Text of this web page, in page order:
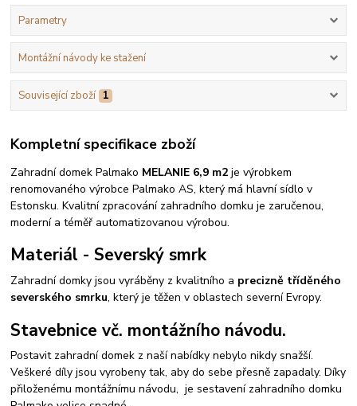
Parametry
Montážní návody ke stažení
Související zboží 1
Kompletní specifikace zboží
Zahradní domek Palmako MELANIE 6,9 m2je výrobkem
renomovaného výrobce Palmako AS, který má hlavní sídlo v
Estonsku. Kvalitní zpracování zahradního domku je zaručenou,
moderní a téměř automatizovanou výrobou.
Materiál - Severský smrk
Zahradní domky jsou vyráběny z kvalitního a precizně tříděného
severského smrku, který je těžen v oblastech severní Evropy.
Stavebnice vč. montážního návodu.
Postavit zahradní domek z naší nabídky nebylo nikdy snažší.
Veškeré díly jsou vyrobeny tak, aby do sebe přesně zapadaly. Díky
přiloženému montážnímu návodu, je sestavení zahradního domku